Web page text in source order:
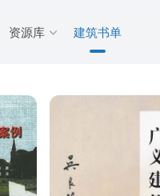
资源库 建筑书单